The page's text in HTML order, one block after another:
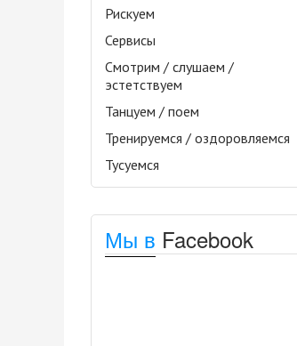
Рискуем
Сервисы
Смотрим / слушаем /
эстетствуем
Танцуем / поем
Тренируемся / оздоровляемся
Тусуемся
Мы в Facebook